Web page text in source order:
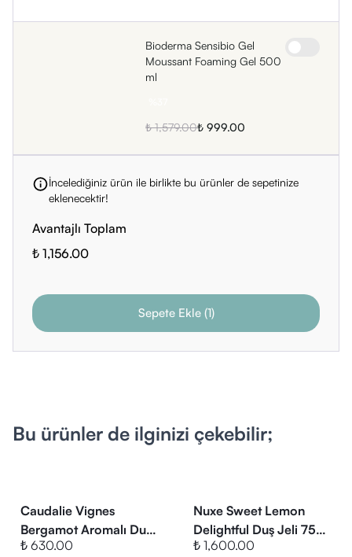
• Fructooligosaccharides
Bioderma Sensibio Gel
Moussant Foaming Gel 500
ml
₺ 1,579.00₺ 999.00
İncelediğiniz ürün ile birlikte bu ürünler de sepetinize
eklenecektir!
Avantajlı Toplam
₺ 1,156.00
Sepete Ekle(1)
Bu ürünler de ilginizi çekebilir;
Caudalie Vignes
Bergamot Aromalı Duş
Jeli 200 ml
₺ 630.00
Nuxe Sweet Lemon
Delightful Duş Jeli 750
ml
₺ 1,600.00